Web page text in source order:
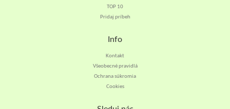
TOP 10
Pridaj príbeh
Info
Kontakt
Všeobecné pravidlá
Ochrana súkromia
Cookies